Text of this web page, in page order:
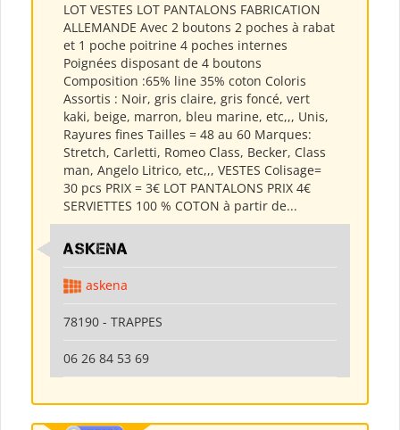
LOT VESTES LOT PANTALONS FABRICATION
ALLEMANDE Avec 2 boutons 2 poches à rabat
et 1 poche poitrine 4 poches internes
Poignées disposant de 4 boutons
Composition :65% line 35% coton Coloris
Assortis : Noir, gris claire, gris foncé, vert
kaki, beige, marron, bleu marine, etc,,, Unis,
Rayures fines Tailles = 48 au 60 Marques:
Stretch, Carletti, Romeo Class, Becker, Class
man, Angelo Litrico, etc,,, VESTES Colisage=
30 pcs PRIX = 3€ LOT PANTALONS PRIX 4€
SERVIETTES 100 % COTON à partir de...
ASKENA
askena
78190 - TRAPPES
06 26 84 53 69